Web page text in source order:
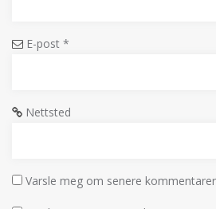
E-post *
Nettsted
Varsle meg om senere